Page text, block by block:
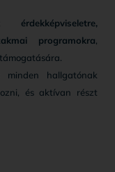
érdekképviseletre,
programokra
hallgatónak
és aktívan részt